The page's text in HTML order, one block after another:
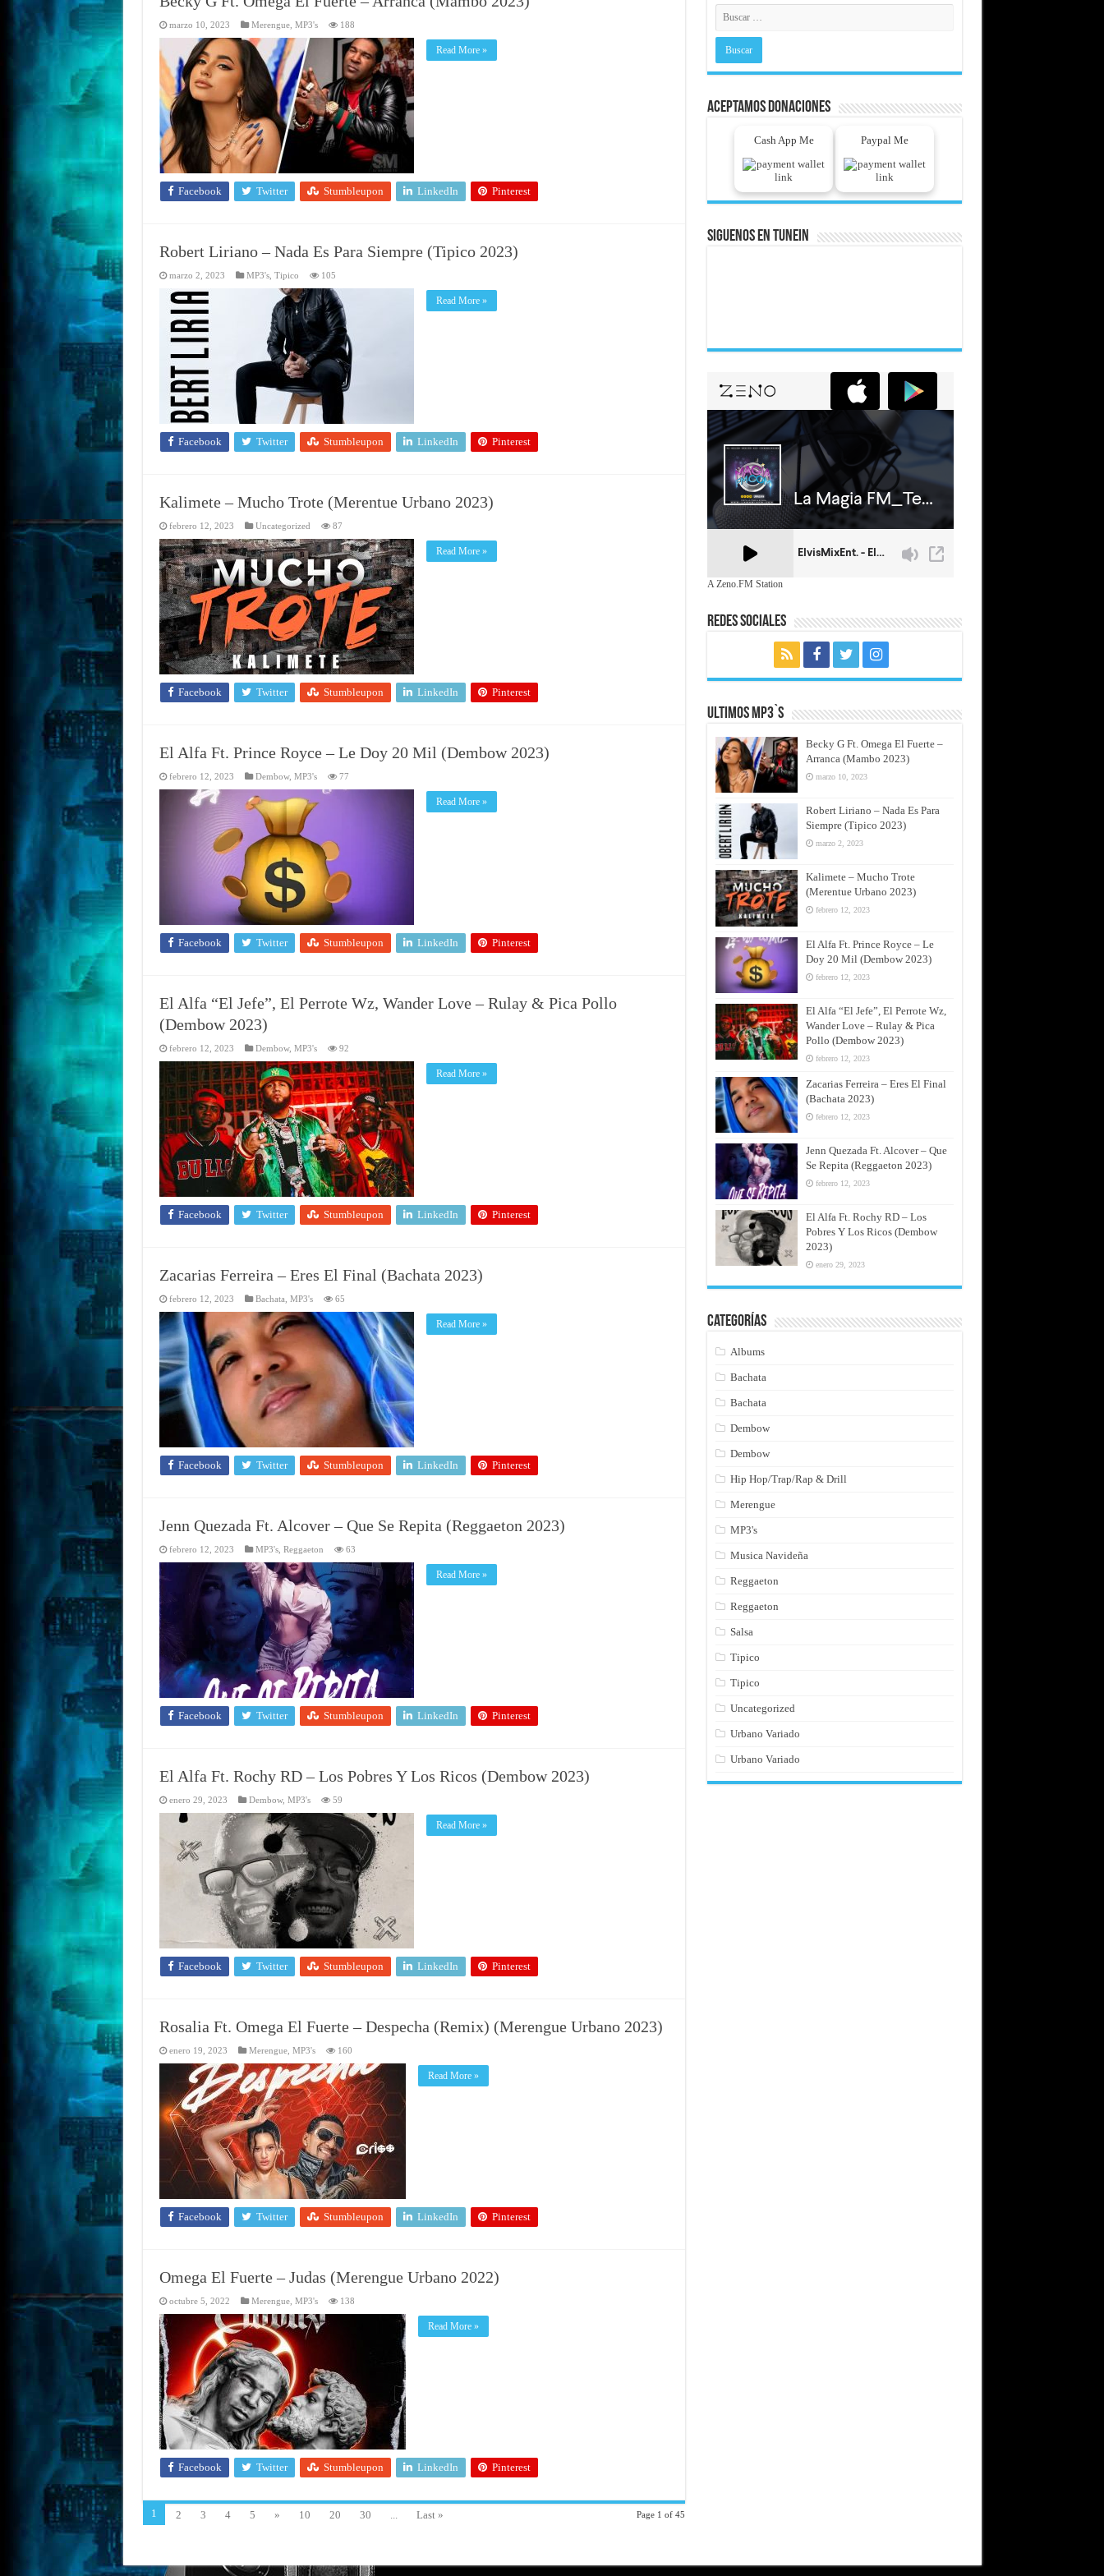
marzo 10, 2023 Merengue, MP3's 188
Read More »
Facebook Twitter Stumbleupon LinkedIn Pinterest
Robert Liriano – Nada Es Para Siempre (Tipico 2023)
marzo 2, 2023 MP3's, Tipico 105
Read More »
Facebook Twitter Stumbleupon LinkedIn Pinterest
Kalimete – Mucho Trote (Merentue Urbano 2023)
febrero 12, 2023 Uncategorized 87
Read More »
Facebook Twitter Stumbleupon LinkedIn Pinterest
El Alfa Ft. Prince Royce – Le Doy 20 Mil (Dembow 2023)
febrero 12, 2023 Dembow, MP3's 77
Read More »
Facebook Twitter Stumbleupon LinkedIn Pinterest
El Alfa “El Jefe”, El Perrote Wz, Wander Love – Rulay & Pica Pollo
(Dembow 2023)
febrero 12, 2023 Dembow, MP3's 92
Read More »
Facebook Twitter Stumbleupon LinkedIn Pinterest
Zacarias Ferreira – Eres El Final (Bachata 2023)
febrero 12, 2023 Bachata MP3's 65
Read More »
Facebook Twitter Stumbleupon LinkedIn Pinterest
Jenn Quezada Ft. Alcover – Que Se Repita (Reggaeton 2023)
febrero 12, 2023 MP3's, Reggaeton 63
Read More »
Facebook Twitter Stumbleupon LinkedIn Pinterest
El Alfa Ft. Rochy RD – Los Pobres Y Los Ricos (Dembow 2023)
enero 29, 2023 Dembow, MP3's 59
Read More »
Facebook Twitter Stumbleupon LinkedIn Pinterest
Rosalia Ft. Omega El Fuerte – Despecha (Remix) (Merengue Urbano 2023)
enero 19, 2023 Merengue, MP3's 160
Read More »
Facebook Twitter Stumbleupon LinkedIn Pinterest
Omega El Fuerte – Judas (Merengue Urbano 2022)
octubre 5, 2022 Merengue, MP3's 138
Read More »
Facebook Twitter Stumbleupon LinkedIn Pinterest
Page 1 of 45
1 2 3 4 5 » 10 20 30 ... Last »
Aceptamos Donaciones
Cash App Me Paypal Me
Siguenos En Tunein
A Zeno.FM Station
Redes Sociales
Ultimos MP3`s
Becky G Ft. Omega El Fuerte –
Arranca (Mambo 2023)
marzo 10, 2023
Robert Liriano – Nada Es Para
Siempre (Tipico 2023)
marzo 2, 2023
Kalimete – Mucho Trote
(Merentue Urbano 2023)
febrero 12, 2023
El Alfa Ft. Prince Royce – Le
Doy 20 Mil (Dembow 2023)
febrero 12, 2023
El Alfa “El Jefe”, El Perrote Wz,
Wander Love – Rulay & Pica
Pollo (Dembow 2023)
febrero 12, 2023
Zacarias Ferreira – Eres El Final
(Bachata 2023)
febrero 12, 2023
Jenn Quezada Ft. Alcover – Que
Se Repita (Reggaeton 2023)
febrero 12, 2023
El Alfa Ft. Rochy RD – Los
Pobres Y Los Ricos (Dembow
2023)
enero 29, 2023
Categorías
Albums
Bachata
Bachata
Dembow
Dembow
Hip Hop/Trap/Rap & Drill
Merengue
MP3's
Musica Navideña
Reggaeton
Reggaeton
Salsa
Tipico
Tipico
Uncategorized
Urbano Variado
Urbano Variado